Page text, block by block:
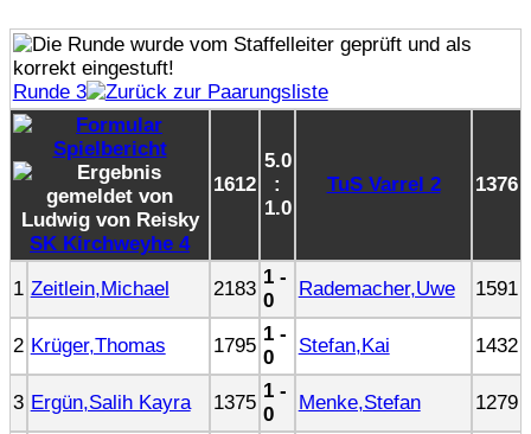
Runde 3
SK Kirchweyhe 4
1612
5.0
:
1.0
TuS Varrel 2 1376
1 Zeitlein,Michael 2183
1 -
0
Rademacher,Uwe 1591
2 Krüger,Thomas 1795
1 -
0
Stefan,Kai 1432
3 Ergün,Salih Kayra 1375
1 -
0
Menke,Stefan 1279